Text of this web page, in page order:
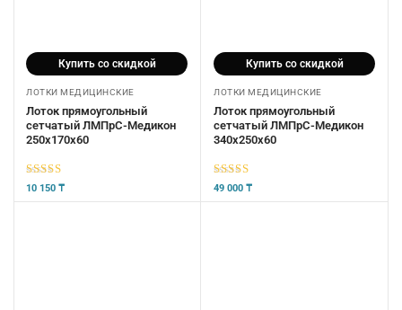
Купить со скидкой
ЛОТКИ МЕДИЦИНСКИЕ
Лоток прямоугольный
сетчатый ЛМПрС-Медикон
250х170х60
5из 5
10 150 ₸
Купить со скидкой
ЛОТКИ МЕДИЦИНСКИЕ
Лоток прямоугольный
сетчатый ЛМПрС-Медикон
340х250х60
5из 5
49 000 ₸